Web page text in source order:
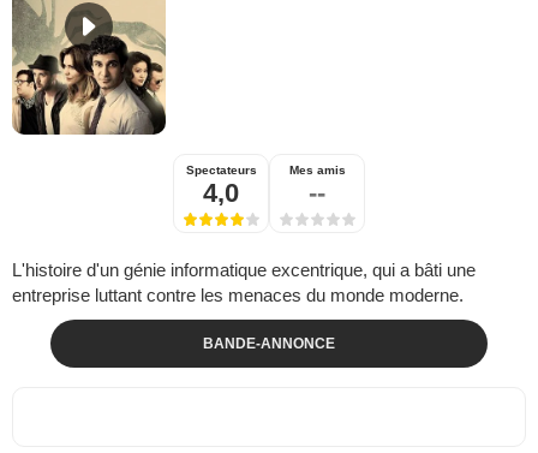
Spectateurs
4,0
Mes amis
--
L'histoire d'un génie informatique excentrique, qui a bâti une
entreprise luttant contre les menaces du monde moderne.
BANDE-ANNONCE